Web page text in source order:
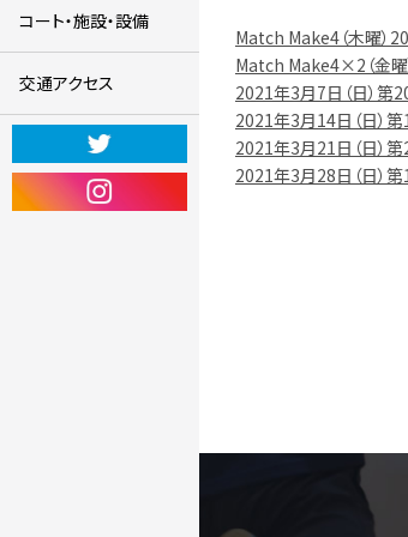
コート・施設・設備
交通アクセス
Match Make4（木曜）
Match Make4×2（金
2021年3月7日（日）第
2021年3月14日（日）
2021年3月21日（日）
2021年3月28日（日）